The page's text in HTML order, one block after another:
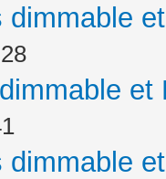
dimmable
dimmable